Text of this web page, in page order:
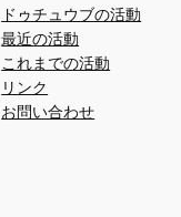
ドゥチュウブの活動
最近の活動
これまでの活動
リンク
お問い合わせ